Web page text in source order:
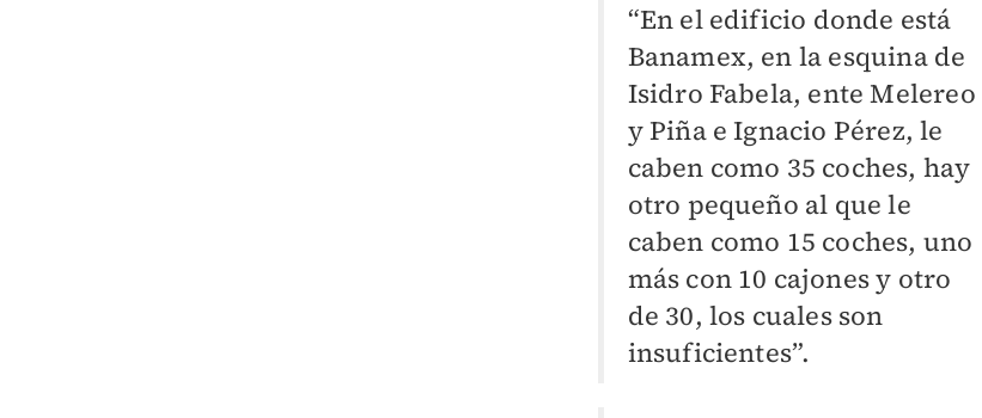
“En el edificio donde está
Banamex, en la esquina de
Isidro Fabela, ente Melereo
y Piña e Ignacio Pérez, le
caben como 35 coches, hay
otro pequeño al que le
caben como 15 coches, uno
más con 10 cajones y otro
de 30, los cuales son
insuficientes”.